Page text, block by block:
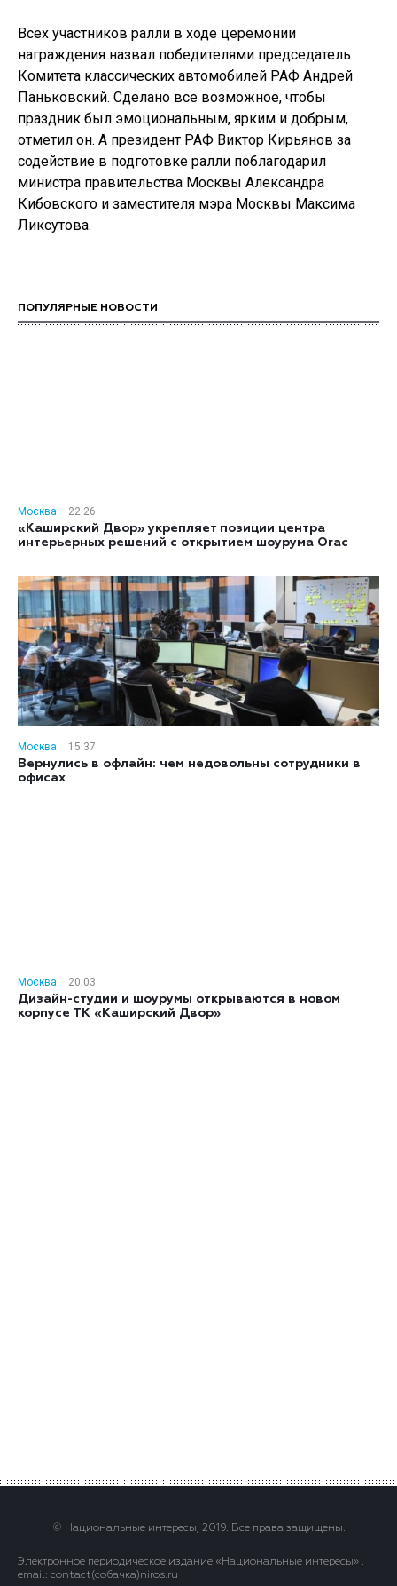
Всех участников ралли в ходе церемонии
награждения назвал победителями председатель
Комитета классических автомобилей РАФ Андрей
Паньковский. Сделано все возможное, чтобы
праздник был эмоциональным, ярким и добрым,
отметил он. А президент РАФ Виктор Кирьянов за
содействие в подготовке ралли поблагодарил
министра правительства Москвы Александра
Кибовского и заместителя мэра Москвы Максима
Ликсутова.
ПОПУЛЯРНЫЕ НОВОСТИ
Москва
22:26
«Каширский Двор» укрепляет позиции центра
интерьерных решений с открытием шоурума Orac
Москва
15:37
Вернулись в офлайн: чем недовольны сотрудники в
офисах
Москва
20:03
Дизайн-студии и шоурумы открываются в новом
корпусе ТК «Каширский Двор»
© Национальные интересы, 2019. Все права защищены.
Электронное периодическое издание «Национальные интересы» .
email: contact(сoбaчка)niros.ru